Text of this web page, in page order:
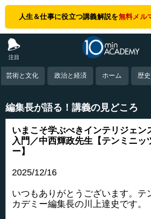
人生＆仕事に役立つ講義解説を無料メル
注目
芸術と文化 政治と経済 ホーム 歴
編集長が語る！講義の見どころ
いまこそ学ぶべきインテリジェン
入門／中西輝政先生【テンミニッ
ー】
2025/12/16
いつもありがとうございます。テ
カデミー編集長の川上達史です。